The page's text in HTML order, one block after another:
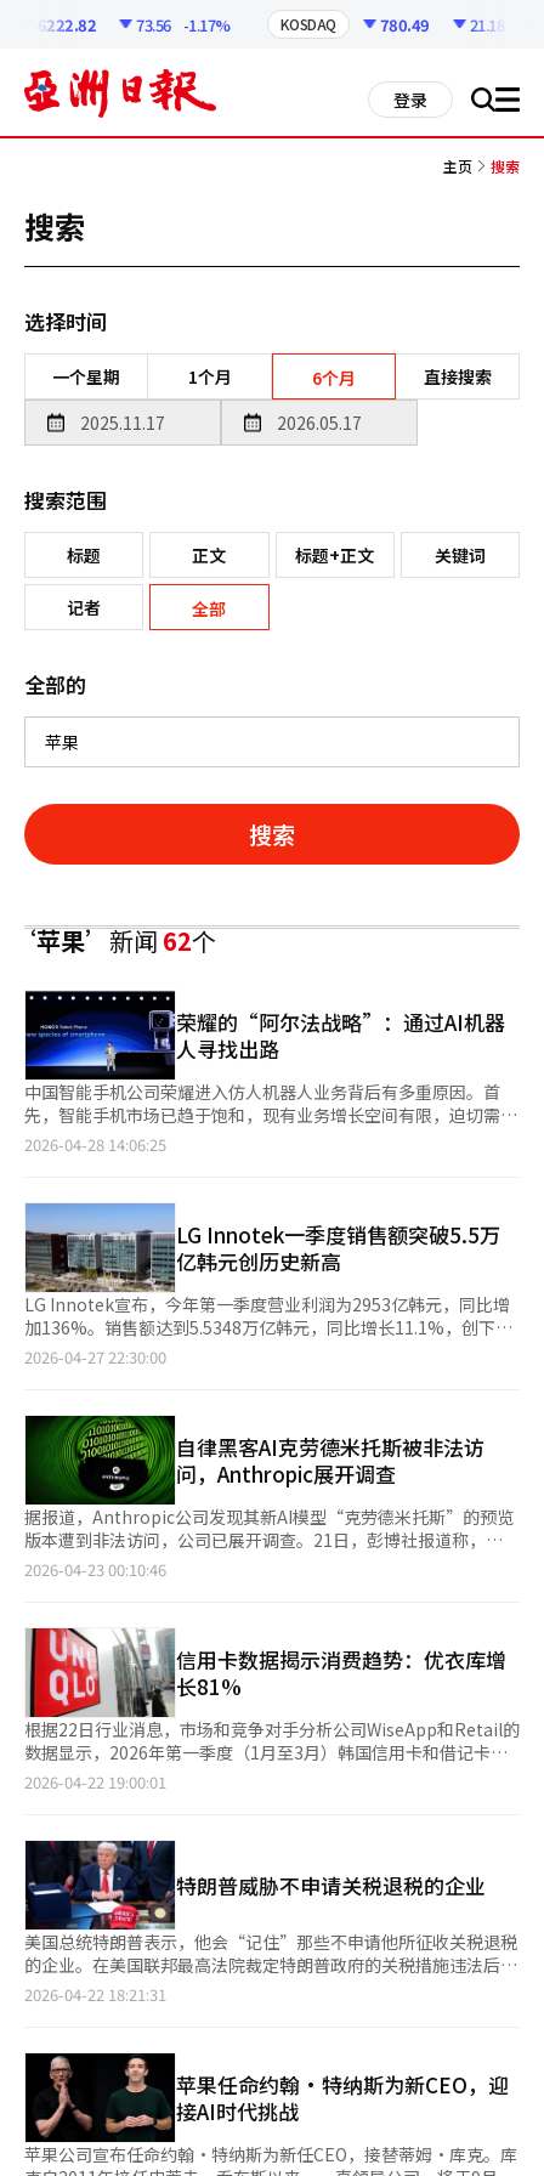
6222.82 73.56 -1.17% KOSDAQ 780.49 21.18
登录 搜 all
主页 搜索
搜索
选择时间
一个星期 1个月 6个月 直接搜索
搜索范围
标题 正文 标题+正文 关键词
记者 全部
全部的
搜索
‘苹果’新闻62个
荣耀的“阿尔法战略”：通过AI机器
人寻找出路
中国智能手机公司荣耀进入仿人机器人业务背后有多重原因。首
先，智能手机市场已趋于饱和，现有业务增长空间有限，迫切需要
寻找新的增长点。过去五年，荣耀在中国市场的份额持续下滑。根
（16.2%）、vivo（16.2%）、小米（15.4%）和
OPPO（15.2%），跌出前五。为应对增长放缓，荣耀正在推进首
次公开募股（IPO），并于去年3月由CEO李健宣布“阿尔法战
略”，计划转型为以机器人为中心的AI智能终端公司。今年3月在
西班牙巴塞罗那举行的世界移动通信大会（MWC）上，荣耀展示
了“阿尔法战略”的首个成果——全球首款“机器人手机”。该手
机配备了一个可360度旋转的2000万像素摄像头。然而，市场反应
不如预期。专家认为产品完成度不足，消费者则指出其便携性和握
今年的仿人机器人半程马拉松中获胜被视为一项重要成就。中国IT
专业媒体《虎嗅》指出，这一胜利将对荣耀的企业价值产生积极影
响，有助于提升资本市场信心、路演宣传以及对第二增长曲线的期
待。※ 本报道经人工智能（AI）系统翻译与编辑。
2026-04-28 14:06:25
LG Innotek一季度销售额突破5.5万
亿韩元创历史新高
LG Innotek宣布，今年第一季度营业利润为2953亿韩元，同比增
加136%。销售额达到5.5348万亿韩元，同比增长11.1%，创下季
度历史新高。LG Innotek表示，尽管是季节性淡季，但手机摄像
的扩大。具体业务方面，光学解决方案业务销售额为4.6106万亿韩
元，同比增长11.4%。封装解决方案业务销售额为4371亿韩元，
同比增长16%。移动解决方案业务销售额为4871亿韩元，同比增
长4.2%。LG Innotek计划加强高收益业务组合，特别是以封装解
决方案业务为中心，提升其盈利贡献度。文赫洙 LG Innotek社长
在3月表示，车载AP模块销售将从第四季度开始显著增长，移动解
决方案业务将继续保持增长趋势。※ 本报道经人工智能（AI）系统
翻译与编辑。
2026-04-27 22:30:00
自律黑客AI克劳德米托斯被非法访
问，Anthropic展开调查
据报道，Anthropic公司发现其新AI模型“克劳德米托斯”的预览
版本遭到非法访问，公司已展开调查。21日，彭博社报道称，
Anthropic正在确认是否通过第三方合作伙伴环境发生了未经授权
说，目前尚未发现非法访问扩展到公司系统的迹象。此事件引发了
对Anthropic能否在可控范围内保持其核心技术的担忧。金融时报
指出：“这家市值3800亿美元的AI研究所能否防止技术落入恶意
行为者手中，令人质疑。”金融时报还表示：“非法访问的风险可
能会加剧对米托斯模型的担忧，该模型已在市场上引发震动，并在
金融机构和全球监管机构之间引发高级别讨论。”克劳德米托斯以
其强大的自律黑客能力而闻名，全球对此保持警惕。Anthropic在
7日发布米托斯时表示，该模型具备识别和利用所有主要操作系统
软、苹果、思科、CrowdStrike等公司使用，美国国家安全局等情
报机构也在秘密参与。※ 本报道经人工智能（AI）系统翻译与编
辑。
2026-04-23 00:10:46
信用卡数据揭示消费趋势：优衣库增
长81%
根据22日行业消息，市场和竞争对手分析公司WiseApp和Retail的
数据显示，2026年第一季度（1月至3月）韩国信用卡和借记卡支
付数据的样本调查结果显示，主要商业品牌中，优衣库的支付金额
卡支付记录的金额计算，未包括银行转账、现金和代金券支付，因
此与实际销售额可能存在差异。 优衣库的快速增长被认为是由于
其广泛的客户群体。3月数据显示，单人家庭和有小孩的家庭的支
付者比例分别为29.6%和28.2%，显示出其消费基础不偏向特定年
龄或家庭类型。 第二名是在线时尚平台Musinsa，支付金额增长
28.7%，其中单人家庭比例最高，达47.9%。这反映了时尚消费从
线下向线上转移的趋势。 苹果（25.1%）、Naver及Naver
Pay（22.8%）、Coupang Eats（22.1%）等平台和IT服务也名
正在扩大。 健康美容和生活用品领域也表现出显著增长。Olive
Young（20.3%）、Daiso（18.1%）、三星商店（17.1%）等品
牌增长率较高，反映了性价比消费和自我管理需求的扩大。 餐饮
和饮料品牌也保持了稳定的增长趋势。Mega MGC
Coffee（18.1%）、Compose Coffee（15.6%）、Twosome
Place（14.8%）等品牌实现了两位数增长率。相对便宜的咖啡品
2026-04-22 19:00:01
特朗普威胁不申请关税退税的企业
美国总统特朗普表示，他会“记住”那些不申请他所征收关税退税
的企业。在美国联邦最高法院裁定特朗普政府的关税措施违法后，
企业可以要求大规模退税。特朗普对不申请退税的企业表示友好，
们”。他对苹果、亚马逊、塔吉特和沃尔玛等尚未申请退税的企业
表示赞赏，而对申请退税的企业则使用了敌对的语言。这一言论是
在美国联邦最高法院于2月裁定特朗普政府的关税措施违法后发表
的。美国海关和边境保护局启动了电子退税系统，企业可以申请退
回已缴纳的关税，预计退税金额高达1660亿美元（约238万亿韩
2026-04-22 18:21:31
苹果任命约翰·特纳斯为新CEO，迎
接AI时代挑战
苹果公司宣布任命约翰·特纳斯为新任CEO，接替蒂姆·库克。库